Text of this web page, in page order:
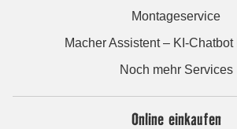
Montageservice
Macher Assistent – KI-Chatbot
Noch mehr Services
Online einkaufen